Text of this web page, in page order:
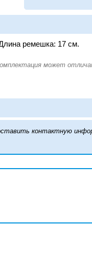
ремешка: 17 см.
контактную